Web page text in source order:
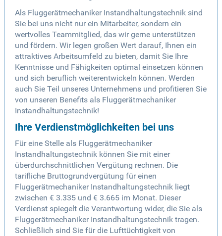
Als Fluggerätmechaniker Instandhaltungstechnik sind
Sie bei uns nicht nur ein Mitarbeiter, sondern ein
wertvolles Teammitglied, das wir gerne unterstützen
und fördern. Wir legen großen Wert darauf, Ihnen ein
attraktives Arbeitsumfeld zu bieten, damit Sie Ihre
Kenntnisse und Fähigkeiten optimal einsetzen können
und sich beruflich weiterentwickeln können. Werden
auch Sie Teil unseres Unternehmens und profitieren Sie
von unseren Benefits als Fluggerätmechaniker
Instandhaltungstechnik!
Ihre Verdienstmöglichkeiten bei uns
Für eine Stelle als Fluggerätmechaniker
Instandhaltungstechnik können Sie mit einer
überdurchschnittlichen Vergütung rechnen. Die
tarifliche Bruttogrundvergütung für einen
Fluggerätmechaniker Instandhaltungstechnik liegt
zwischen € 3.335 und € 3.665 im Monat. Dieser
Verdienst spiegelt die Verantwortung wider, die Sie als
Fluggerätmechaniker Instandhaltungstechnik tragen.
Schließlich sind Sie für die Lufttüchtigkeit von